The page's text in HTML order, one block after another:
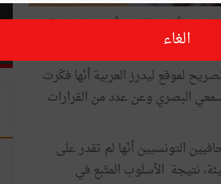
وأفادت الهيئة أنّ مجلسها قبل
لموقع ليدرز العربية أنّها فكّرت
البصري وعن عدد من القرارات
التونسيين أنّها لم تقدر على
نتيجة الأسلوب المتّبع في
الغاء